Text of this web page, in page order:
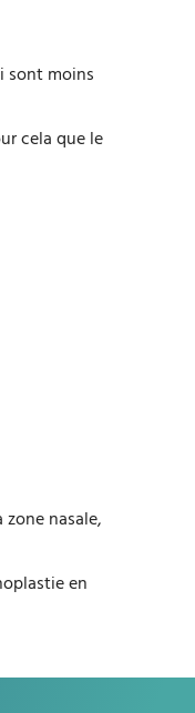
sont moins
cela que le
nasale,
en